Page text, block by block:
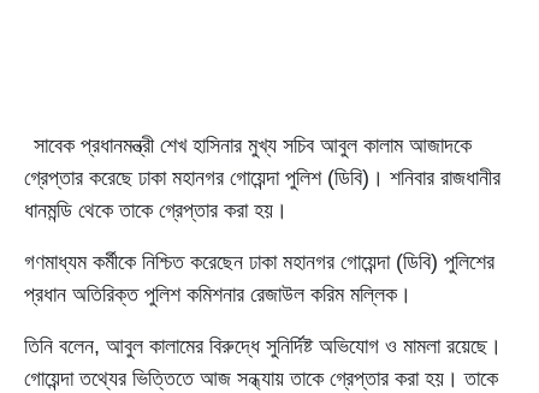
সাবেক প্রধানমন্ত্রী শেখ হাসিনার মুখ্য সচিব আবুল কালাম আজাদকে
গ্রেপ্তার করেছে ঢাকা মহানগর গোয়েন্দা পুলিশ (ডিবি)। শনিবার রাজধানীর
ধানমন্ডি থেকে তাকে গ্রেপ্তার করা হয়।
গণমাধ্যম কর্মীকে নিশ্চিত করেছেন ঢাকা মহানগর গোয়েন্দা (ডিবি) পুলিশের
প্রধান অতিরিক্ত পুলিশ কমিশনার রেজাউল করিম মল্লিক।
তিনি বলেন, আবুল কালামের বিরুদ্ধে সুনির্দিষ্ট অভিযোগ ও মামলা রয়েছে।
গোয়েন্দা তথ্যের ভিত্তিতে আজ সন্ধ্যায় তাকে গ্রেপ্তার করা হয়। তাকে